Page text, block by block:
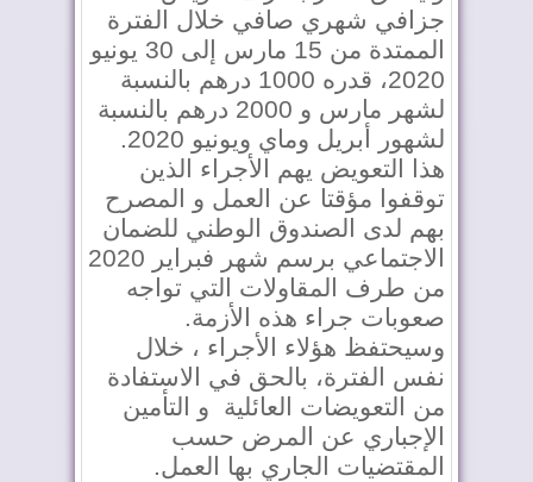
جزافي شهري صافي خلال الفترة
الممتدة من 15 مارس إلى 30 يونيو
2020، قدره 1000 درهم بالنسبة
لشهر مارس و 2000 درهم بالنسبة
لشهور أبريل وماي ويونيو 2020.
هذا التعويض يهم الأجراء الذين
توقفوا مؤقتا عن العمل و المصرح
بهم لدى الصندوق الوطني للضمان
الاجتماعي برسم شهر فبراير 2020
من طرف المقاولات التي تواجه
صعوبات جراء هذه الأزمة.
وسيحتفظ هؤلاء الأجراء ، خلال
نفس الفترة، بالحق في الاستفادة
من التعويضات العائلية و التأمين
الإجباري عن المرض حسب
المقتضيات الجاري بها العمل.